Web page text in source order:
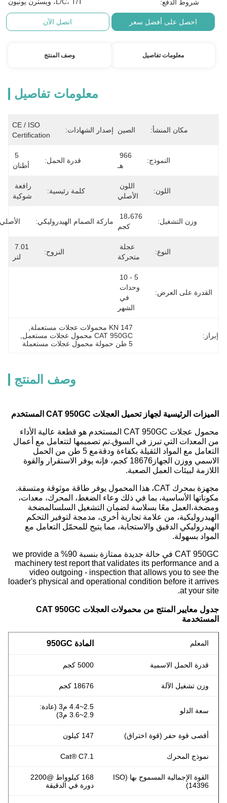
شروط الدفع:
احصل على أفضل سعر اتصل الآن
معلومات تفاصيل وصف المنتج
معلومات تفاصيل
مكان المنشأ: الصين إصدار الشهادات:
CE / ISO
Certification
النموذج:
966
هـ
قدرة الحمل:
5
أطنان
اللون:
اللون
الأصلي
كلمة رئيسية:
رافعة
شوكية
وزن التشغيل:
18،676
كجم
ماركة الصمام الهيدروليكي: الأصلي
النوع:
عجلة
متحركة
النزوح:
7.01
لتر
القدرة على العرض:
5 - 10
وحدات
في
الشهر
إبراز:
147 KN محمولات عجلات مستعملة
,
CAT 950GC محمول عجلات مستعمل
,
وصف المنتج
الميزات الرئيسية لجهاز تحميل العجلات CAT 950GC المستخدم
محمول عجلات CAT 950GC المستخدم هو قطعة عالية الأداء
من المعدات التي تبرز في السوق.تم تصميمها لتتعامل مع أعمال
التعامل مع المواد الثقيلة بكفاءة ودقةمع 5 طن من الحمل
الاسمي ووزن الجهاز18676 كجم
، فإنه يوفر الاستقرار والقوة
اللازمة لبيئات العمل الصعبة.
مجهزة بمحرك CAT، هذا المحمول يوفر طاقة موثوقة ومتسقة.
مكوناتها الأساسية، بما في ذلك وعاء الضغط، المحرك، معدات،
ومضخة،العمل معًا بسلاسة لضمان التشغيل السلسالمضخة
الهيدروليكية، من علامة تجارية أخرى، مدمجة لتوفير التحكم
الهيدروليكي الدقيق والاستجابة، مما يتيح للمحمّل التعامل مع
المواد بسهولة.
CAT 950GC في حالة جديدة ممتازة بنسبة 90% we provide a
machinery test report that validates its performance and a
video outgoing - inspection that allows you to see the
loader's physical and operational condition before it arrives
at your site.
جدول معايير المنتج من محمولات العجلات CAT 950GC
المستخدمة
المعلم المادة 950GC
قدرة الحمل الاسمية 5000 كجم
وزن تشغيل الآلة 18676 كجم
سعة الدلو
2.5~4.4 م3 (عادة:
2.9~3.6 م3)
أقصى قوة حفر (قوة اختراق) 147 كيلون
نموذج المحرك Cat® C7.1
القوة الإجمالية المسموح بها (ISO
14396)
168 كيلوواط @2200
دورة في الدقيقة